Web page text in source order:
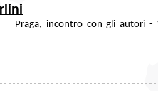
Praga, incontro con gli autori -